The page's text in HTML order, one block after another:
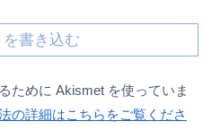
を書き込む
ために Akismet を使っていま
の詳細はこちらをご覧くださ